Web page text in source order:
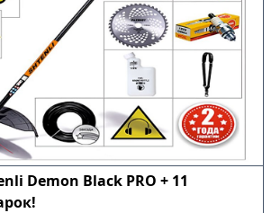
Demon Black PRO + 11